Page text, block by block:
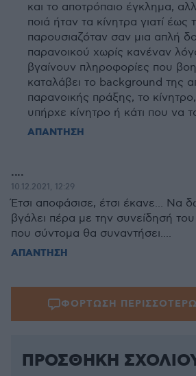
και το αποτρόπαιο έγκλημα,
ποιά ήταν τα κίνητρα γιατί έως
παρουσιαζόταν σαν μια απλή
παρανοικού χωρίς κανέναν
βγαίνουν πληροφορίες που
καταλάβει το background της
παρανοικής πράξης, το κίνητρο,
υπήρχε κίνητρο ή κάτι που να
ΑΠΑΝΤΗΣΗ
....
10.12.2021, 12:29
Έτσι αποφάσισε, έτσι έκανε... Να
βγάλει πέρα με την συνείδησή
που σύντομα θα συναντήσει....
ΑΠΑΝΤΗΣΗ
ΦΟΡΤΩΣΗ
ΠΡΟΣΘΗΚΗ